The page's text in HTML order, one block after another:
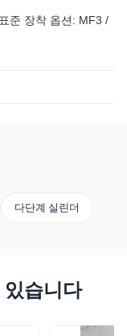
준 장착 옵션: MF3 /
다단계 실린더
있습니다